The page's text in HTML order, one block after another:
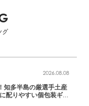
グ
2026.08.08
知多半島の厳選手土産
配りやすい個包装ギフ